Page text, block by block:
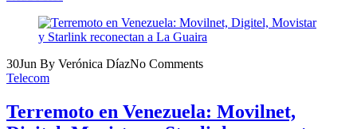
30Jun By Verónica DíazNo Comments
Telecom
Terremoto en Venezuela: Movilnet,